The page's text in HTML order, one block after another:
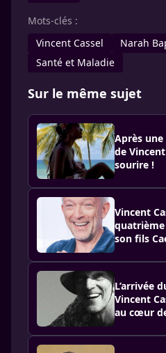
Mots-clés :
Vincent Cassel
Narah
Santé et Maladie
Sur le même sujet
Après
de
sourire !
Vincent
son fils
L’arrivée
Vincent
au cœur